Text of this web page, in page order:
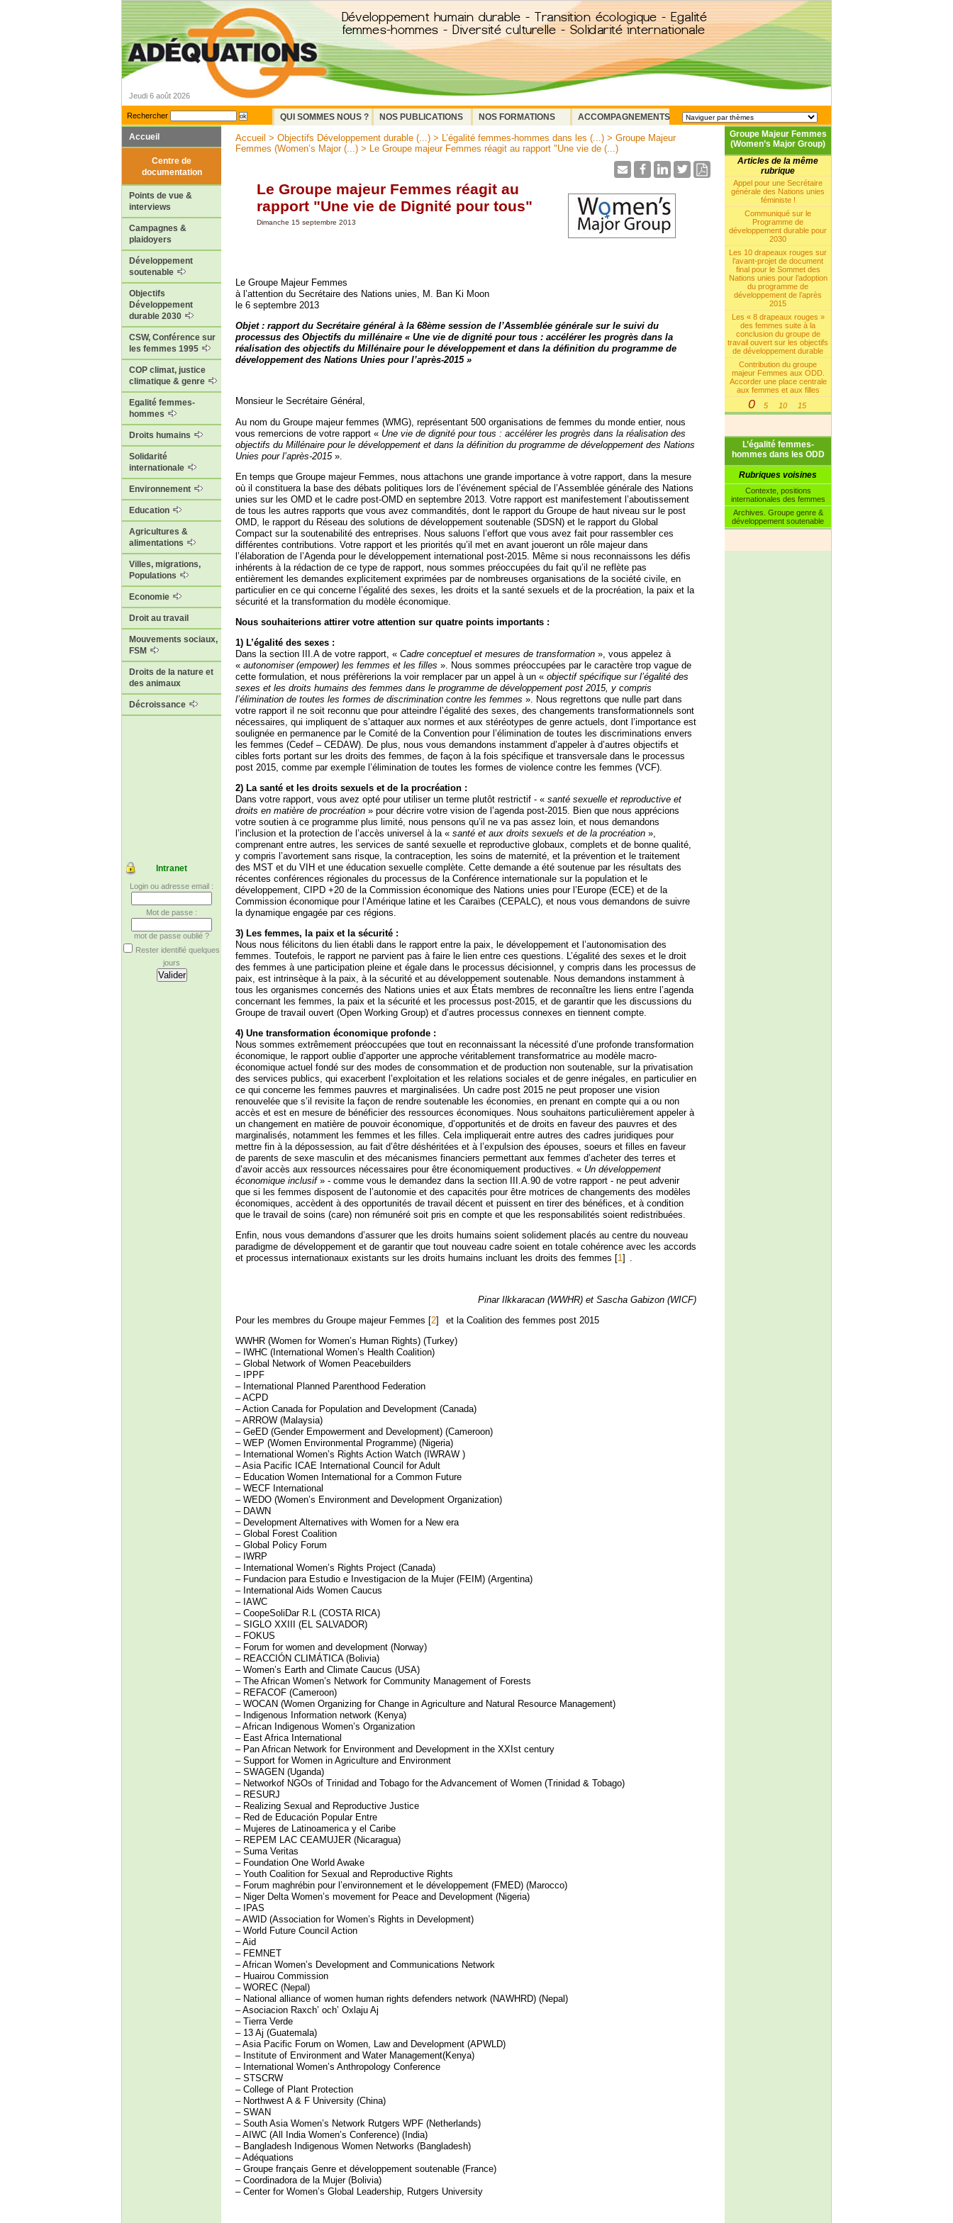
Jeudi 6 août 2026
Rechercher QUI SOMMES NOUS ? NOS PUBLICATIONS NOS FORMATIONS
ACCOMPAGNEMENTS
Accueil
Centre de
documentation
Points de vue &
interviews
Campagnes &
plaidoyers
Développement
soutenable
Objectifs
Développement
durable 2030
CSW, Conférence sur
les femmes 1995
COP climat, justice
climatique & genre
Egalité femmes-
hommes
Droits humains
Solidarité
internationale
Environnement
Education
Agricultures &
alimentations
Villes, migrations,
Populations
Economie
Droit au travail
Mouvements sociaux,
FSM
Droits de la nature et
des animaux
Décroissance
Intranet
Login ou adresse email :
Mot de passe :
mot de passe oublié ?
Rester identifié quelques
jours
Groupe Majeur Femmes
(Women’s Major Group)
Articles de la même
rubrique
Appel pour une Secrétaire
générale des Nations unies
féministe !
Communiqué sur le
Programme de
développement durable pour
2030
Les 10 drapeaux rouges sur
l’avant-projet de document
final pour le Sommet des
Nations unies pour l’adoption
du programme de
développement de l’après
2015
Les « 8 drapeaux rouges »
des femmes suite à la
conclusion du groupe de
travail ouvert sur les objectifs
de développement durable
Contribution du groupe
majeur Femmes aux ODD.
Accorder une place centrale
aux femmes et aux filles
0| 5 | 10 | 15
L’égalité femmes-
hommes dans les ODD
Rubriques voisines
Contexte, positions
internationales des femmes
Archives. Groupe genre &
développement soutenable
Accueil > Objectifs Développement durable (...) > L’égalité femmes-hommes dans les (...) > Groupe Majeur
Femmes (Women’s Major (...) > Le Groupe majeur Femmes réagit au rapport "Une vie de (...)
Le Groupe majeur Femmes réagit au
rapport "Une vie de Dignité pour tous"
Dimanche 15 septembre 2013
Le Groupe Majeur Femmes
à l’attention du Secrétaire des Nations unies, M. Ban Ki Moon
le 6 septembre 2013
Objet : rapport du Secrétaire général à la 68ème session de l’Assemblée générale sur le suivi du
processus des Objectifs du millénaire « Une vie de dignité pour tous : accélérer les progrès dans la
réalisation des objectifs du Millénaire pour le développement et dans la définition du programme de
développement des Nations Unies pour l’après-2015»
Monsieur le Secrétaire Général,
Au nom du Groupe majeur femmes (WMG), représentant 500 organisations de femmes du monde entier, nous
vous remercions de votre rapport « Une vie de dignité pour tous : accélérer les progrès dans la réalisation des
objectifs du Millénaire pour le développement et dans la définition du programme de développement des Nations
Unies pour l’après-2015».
En temps que Groupe majeur Femmes, nous attachons une grande importance à votre rapport, dans la mesure
où il constituera la base des débats politiques lors de l’événement spécial de l’Assemblée générale des Nations
unies sur les OMD et le cadre post-OMD en septembre 2013. Votre rapport est manifestement l’aboutissement
de tous les autres rapports que vous avez commandités, dont le rapport du Groupe de haut niveau sur le post
OMD, le rapport du Réseau des solutions de développement soutenable (SDSN) et le rapport du Global
Compact sur la soutenabilité des entreprises. Nous saluons l’effort que vous avez fait pour rassembler ces
différentes contributions. Votre rapport et les priorités qu’il met en avant joueront un rôle majeur dans
l’élaboration de l’Agenda pour le développement international post-2015. Même si nous reconnaissons les défis
inhérents à la rédaction de ce type de rapport, nous sommes préoccupées du fait qu’il ne reflète pas
entièrement les demandes explicitement exprimées par de nombreuses organisations de la société civile, en
particulier en ce qui concerne l’égalité des sexes, les droits et la santé sexuels et de la procréation, la paix et la
sécurité et la transformation du modèle économique.
Nous souhaiterions attirer votre attention sur quatre points importants :
1) L’égalité des sexes :
Dans la section III.A de votre rapport, « Cadre conceptuel et mesures de transformation », vous appelez à
« autonomiser (empower) les femmes et les filles ». Nous sommes préoccupées par le caractère trop vague de
cette formulation, et nous préfèrerions la voir remplacer par un appel à un « objectif spécifique sur l’égalité des
sexes et les droits humains des femmes dans le programme de développement post 2015, y compris
l’élimination de toutes les formes de discrimination contre les femmes ». Nous regrettons que nulle part dans
votre rapport il ne soit reconnu que pour atteindre l’égalité des sexes, des changements transformationnels sont
nécessaires, qui impliquent de s’attaquer aux normes et aux stéréotypes de genre actuels, dont l’importance est
soulignée en permanence par le Comité de la Convention pour l’élimination de toutes les discriminations envers
les femmes (Cedef – CEDAW). De plus, nous vous demandons instamment d’appeler à d’autres objectifs et
cibles forts portant sur les droits des femmes, de façon à la fois spécifique et transversale dans le processus
post 2015, comme par exemple l’élimination de toutes les formes de violence contre les femmes (VCF).
2) La santé et les droits sexuels et de la procréation :
Dans votre rapport, vous avez opté pour utiliser un terme plutôt restrictif - « santé sexuelle et reproductive et
droits en matière de procréation » pour décrire votre vision de l’agenda post-2015. Bien que nous apprécions
votre soutien à ce programme plus limité, nous pensons qu’il ne va pas assez loin, et nous demandons
l’inclusion et la protection de l’accès universel à la « santé et aux droits sexuels et de la procréation »,
comprenant entre autres, les services de santé sexuelle et reproductive globaux, complets et de bonne qualité,
y compris l’avortement sans risque, la contraception, les soins de maternité, et la prévention et le traitement
des MST et du VIH et une éducation sexuelle complète. Cette demande a été soutenue par les résultats des
récentes conférences régionales du processus de la Conférence internationale sur la population et le
développement, CIPD +20 de la Commission économique des Nations unies pour l’Europe (ECE) et de la
Commission économique pour l’Amérique latine et les Caraïbes (CEPALC), et nous vous demandons de suivre
la dynamique engagée par ces régions.
3) Les femmes, la paix et la sécurité :
Nous nous félicitons du lien établi dans le rapport entre la paix, le développement et l’autonomisation des
femmes. Toutefois, le rapport ne parvient pas à faire le lien entre ces questions. L’égalité des sexes et le droit
des femmes à une participation pleine et égale dans le processus décisionnel, y compris dans les processus de
paix, est intrinsèque à la paix, à la sécurité et au développement soutenable. Nous demandons instamment à
tous les organismes concernés des Nations unies et aux États membres de reconnaître les liens entre l’agenda
concernant les femmes, la paix et la sécurité et les processus post-2015, et de garantir que les discussions du
Groupe de travail ouvert (Open Working Group) et d’autres processus connexes en tiennent compte.
4) Une transformation économique profonde :
Nous sommes extrêmement préoccupées que tout en reconnaissant la nécessité d’une profonde transformation
économique, le rapport oublie d’apporter une approche véritablement transformatrice au modèle macro-
économique actuel fondé sur des modes de consommation et de production non soutenable, sur la privatisation
des services publics, qui exacerbent l’exploitation et les relations sociales et de genre inégales, en particulier en
ce qui concerne les femmes pauvres et marginalisées. Un cadre post 2015 ne peut proposer une vision
renouvelée que s’il revisite la façon de rendre soutenable les économies, en prenant en compte qui a ou non
accès et est en mesure de bénéficier des ressources économiques. Nous souhaitons particulièrement appeler à
un changement en matière de pouvoir économique, d’opportunités et de droits en faveur des pauvres et des
marginalisés, notamment les femmes et les filles. Cela impliquerait entre autres des cadres juridiques pour
mettre fin à la dépossession, au fait d’être déshéritées et à l’expulsion des épouses, soeurs et filles en faveur
de parents de sexe masculin et des mécanismes financiers permettant aux femmes d’acheter des terres et
d’avoir accès aux ressources nécessaires pour être économiquement productives. « Un développement
économique inclusif» - comme vous le demandez dans la section III.A.90 de votre rapport - ne peut advenir
que si les femmes disposent de l’autonomie et des capacités pour être motrices de changements des modèles
économiques, accèdent à des opportunités de travail décent et puissent en tirer des bénéfices, et à condition
que le travail de soins (care) non rémunéré soit pris en compte et que les responsabilités soient redistribuées.
Enfin, nous vous demandons d’assurer que les droits humains soient solidement placés au centre du nouveau
paradigme de développement et de garantir que tout nouveau cadre soient en totale cohérence avec les accords
et processus internationaux existants sur les droits humains incluant les droits des femmes [1] .
Pinar Ilkkaracan (WWHR) et Sascha Gabizon (WICF)
Pour les membres du Groupe majeur Femmes [2]
et la Coalition des femmes post 2015
WWHR (Women for Women’s Human Rights) (Turkey)
– IWHC (International Women’s Health Coalition)
– Global Network of Women Peacebuilders
– IPPF
– International Planned Parenthood Federation
– ACPD
– Action Canada for Population and Development (Canada)
– ARROW (Malaysia)
– GeED (Gender Empowerment and Development) (Cameroon)
– WEP (Women Environmental Programme) (Nigeria)
– International Women’s Rights Action Watch (IWRAW )
– Asia Pacific ICAE International Council for Adult
– Education Women International for a Common Future
– WECF International
– WEDO (Women’s Environment and Development Organization)
– DAWN
– Development Alternatives with Women for a New era
– Global Forest Coalition
– Global Policy Forum
– IWRP
– International Women’s Rights Project (Canada)
– Fundacion para Estudio e Investigacion de la Mujer (FEIM) (Argentina)
– International Aids Women Caucus
– IAWC
– CoopeSoliDar R.L (COSTA RICA)
– SIGLO XXIII (EL SALVADOR)
– FOKUS
– Forum for women and development (Norway)
– REACCIÓN CLIMÁTICA (Bolivia)
– Women’s Earth and Climate Caucus (USA)
– The African Women’s Network for Community Management of Forests
– REFACOF (Cameroon)
– WOCAN (Women Organizing for Change in Agriculture and Natural Resource Management)
– Indigenous Information network (Kenya)
– African Indigenous Women’s Organization
– East Africa International
– Pan African Network for Environment and Development in the XXIst century
– Support for Women in Agriculture and Environment
– SWAGEN (Uganda)
– Networkof NGOs of Trinidad and Tobago for the Advancement of Women (Trinidad & Tobago)
– RESURJ
– Realizing Sexual and Reproductive Justice
– Red de Educación Popular Entre
– Mujeres de Latinoamerica y el Caribe
– REPEM LAC CEAMUJER (Nicaragua)
– Suma Veritas
– Foundation One World Awake
– Youth Coalition for Sexual and Reproductive Rights
– Forum maghrébin pour l’environnement et le développement (FMED) (Marocco)
– Niger Delta Women’s movement for Peace and Development (Nigeria)
– IPAS
– AWID (Association for Women’s Rights in Development)
– World Future Council Action
– Aid
– FEMNET
– African Women’s Development and Communications Network
– Huairou Commission
– WOREC (Nepal)
– National alliance of women human rights defenders network (NAWHRD) (Nepal)
– Asociacion Raxch’ och’ Oxlaju Aj
– Tierra Verde
– 13 Aj (Guatemala)
– Asia Pacific Forum on Women, Law and Development (APWLD)
– Institute of Environment and Water Management(Kenya)
– International Women’s Anthropology Conference
– STSCRW
– College of Plant Protection
– Northwest A & F University (China)
– SWAN
– South Asia Women’s Network Rutgers WPF (Netherlands)
– AIWC (All India Women’s Conference) (India)
– Bangladesh Indigenous Women Networks (Bangladesh)
– Adéquations
– Groupe français Genre et développement soutenable (France)
– Coordinadora de la Mujer (Bolivia)
– Center for Women’s Global Leadership, Rutgers University